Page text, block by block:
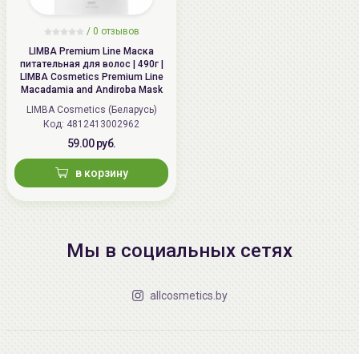
/ 0 отзывов
LIMBA Premium Line Маска
питательная для волос | 490г |
LIMBA Cosmetics Premium Line
Macadamia and Andiroba Mask
LIMBA Cosmetics (Беларусь)
Код: 4812413002962
59.00 руб.
в корзину
Мы в социальных сетях
allcosmetics.by